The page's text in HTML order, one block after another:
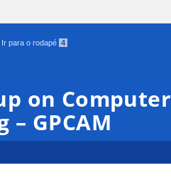
Ir para o rodapé 4
on
GPCAM